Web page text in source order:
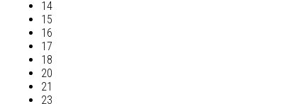
14
15
16
17
18
20
21
23